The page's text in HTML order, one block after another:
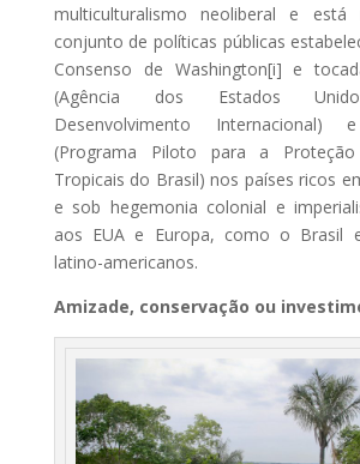
multiculturalismo neoliberal e está
conjunto de políticas públicas
Consenso de Washington[i] e
(Agência dos Estados
Desenvolvimento
(Programa Piloto para a
Tropicais do Brasil) nos países ricos
e sob hegemonia colonial e
aos EUA e Europa, como o Brasil
latino-americanos.
Amizade, conservação ou